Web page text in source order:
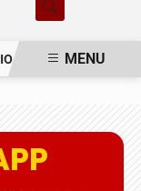
FERREIRA
MENU